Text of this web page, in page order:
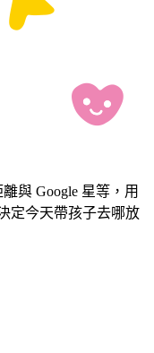
與 Google 星等，用
定今天帶孩子去哪放